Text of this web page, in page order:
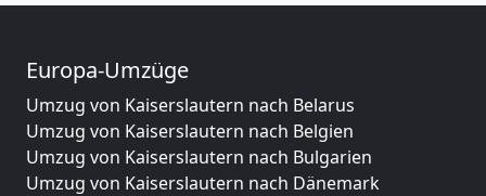
Europa-Umzüge
Umzug von Kaiserslautern nach Belarus
Umzug von Kaiserslautern nach Belgien
Umzug von Kaiserslautern nach Bulgarien
Umzug von Kaiserslautern nach Dänemark